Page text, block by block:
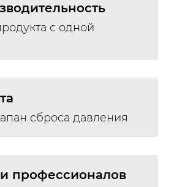
с одной
сброса давления
профессионалов